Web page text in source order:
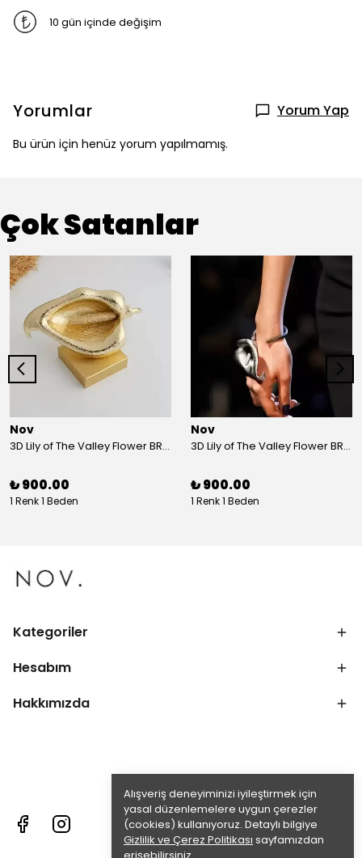
Alışveriş deneyiminizi iyileştirmek için
yasal düzenlemelere uygun çerezler
(cookies) kullanıyoruz. Detaylı bilgiye
Gizlilik ve Çerez Politikası sayfamızdan
10 gün içinde değişim
Yorumlar Yorum Yap
Bu ürün için henüz yorum yapılmamış.
Çok Satanlar
Nov
3D Lily of The Valley Flower BRACELET G
₺ 900.00
1 Renk 1 Beden
Nov
3D Lily of The Valley Flower BRACELET S
₺ 900.00
1 Renk 1 Beden
Kategoriler
Hesabım
Hakkımızda